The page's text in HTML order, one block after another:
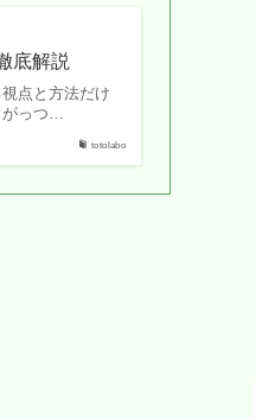
totolabo
底解説
点と方法だけ
っつ…